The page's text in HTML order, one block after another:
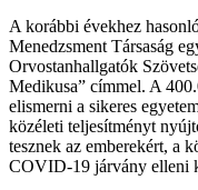
A korábbi évekhez
Menedzsment Társaság
Orvostanhallgatók
Medikusa” címmel. A
elismerni a sikeres
közéleti teljesítményt
tesznek az emberekért, a
COVID-19 járvány elleni